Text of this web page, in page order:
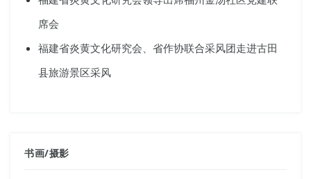
席会
福建省炎黄文化研究会、省作协联合采风团走进古田
县旅游景区采风
书画/摄影